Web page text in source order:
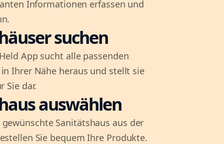
Informationen erfassen und
suchen
App sucht alle passenden
Ihrer Nähe heraus und stellt sie
Sie dar.
auswählen
gewünschte Sanitätshaus aus der
Sie bequem Ihre Produkte.